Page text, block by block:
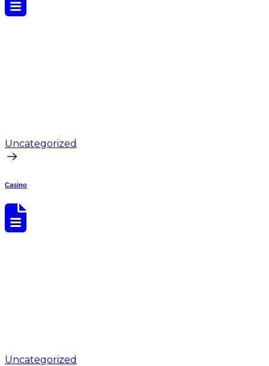
Uncategorized
Casino
Uncategorized